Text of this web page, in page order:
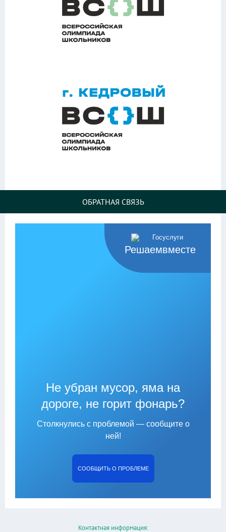
ОБРАТНАЯ СВЯЗЬ
Решаемвместе
Не убран мусор, яма на
дороге, не горит фонарь?
Столкнулись с проблемой — сообщите о
ней!
СООБЩИТЬ О ПРОБЛЕМЕ
Контактная информация: